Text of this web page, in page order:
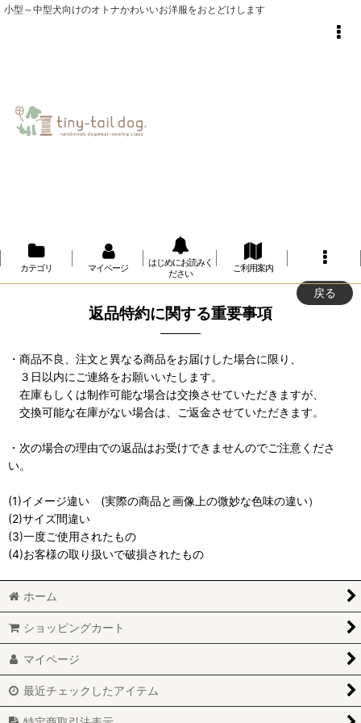
小型～中型犬向けのオトナかわいいお洋服をおとどけします
カテゴリ マイページ
はじめにお読みく
ださい
ご利用案内
返品特約に関する重要事項
戻る
・商品不良、注文と異なる商品をお届けした場合に限り、
３日以内にご連絡をお願いいたします。
在庫もしくは制作可能な場合は交換させていただきますが、
交換可能な在庫がない場合は、ご返金させていただきます。
・次の場合の理由での返品はお受けできませんのでご注意くださ
い。
(1)イメージ違い (実際の商品と画像上の微妙な色味の違い）
(2)サイズ間違い
(3)一度ご使用されたもの
(4)お客様の取り扱いで破損されたもの
ホーム
ショッピングカート
マイページ
最近チェックしたアイテム